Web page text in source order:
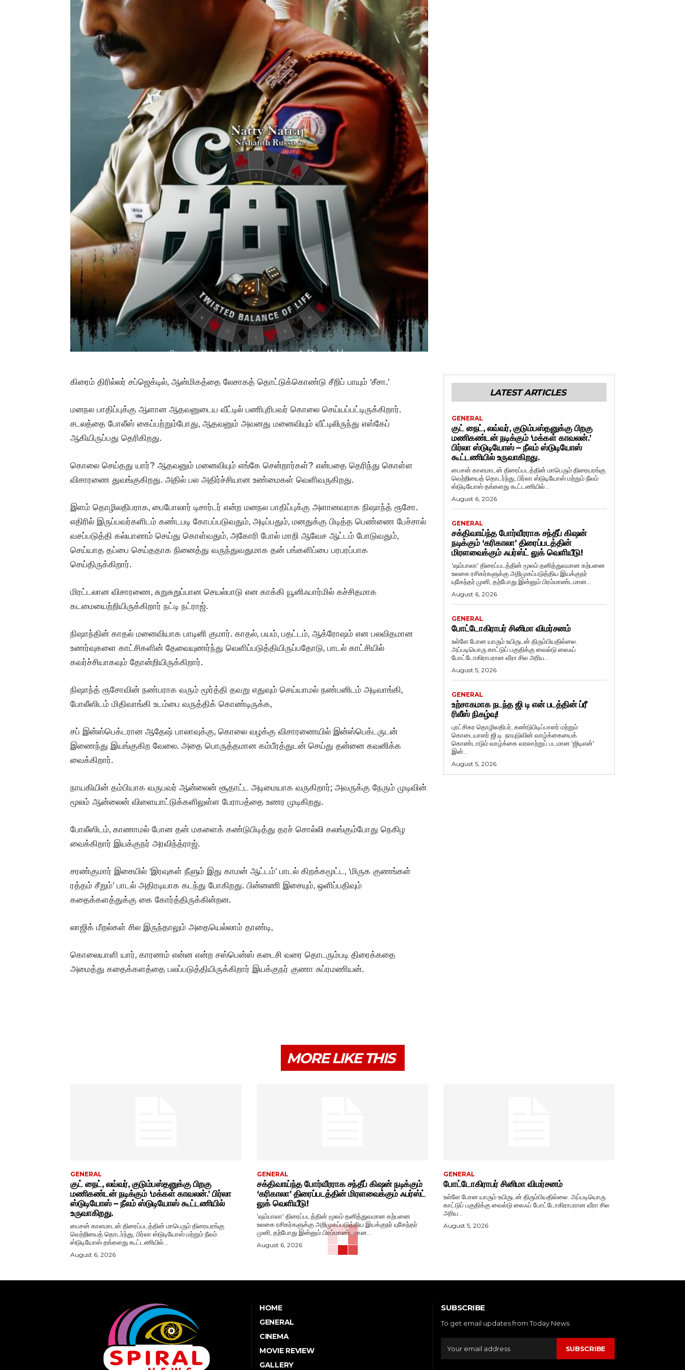
கிரைம் திரில்லர் சப்ஜெக்டில், ஆன்மிகத்தை லேசாகத் தொட்டுக்கொண்டு சீறிப் பாயும் ‘சீசா.’
மனநல பாதிப்புக்கு ஆளான ஆதவனுடைய வீட்டில் பணிபுரிபவர் கொலை செய்யப்பட்டிருக்கிறார்.
சடலத்தை போலீஸ் கைப்பற்றும்போது, ஆதவனும் அவனது மனைவியும் வீட்டிலிருந்து எஸ்கேப்
ஆகியிருப்பது தெரிகிறது.
கொலை செய்தது யார்? ஆதவனும் மனைவியும் எங்கே சென்றார்கள்? என்பதை தெரிந்து கொள்ள
விசாரணை துவங்குகிறது. அதில் பல அதிர்ச்சியான உண்மைகள் வெளிவருகிறது.
இளம் தொழிலதிபராக, பைபோலார் டிசார்டர் என்ற மனநல பாதிப்புக்கு அளானவராக நிஷாந்த் ரூசோ.
எதிரில் இருப்பவர்களிடம் கண்டபடி கோபப்படுவதும், அடிப்பதும், மனதுக்கு பிடித்த பெண்ணை பேச்சால்
வசப்படுத்தி கல்யாணம் செய்து கொள்வதும், அகோரி போல் மாறி ஆவேச ஆட்டம் போடுவதும்,
செய்யாத தப்பை செய்ததாக நினைத்து வருந்துவதுமாக தன் பங்களிப்பை பரபரப்பாக
செய்திருக்கிறார்.
மிரட்டலான விசாரணை, சுறுசுறுப்பான செயல்பாடு என காக்கி யூனிஃபார்மில் கச்சிதமாக
கடமையைற்றியிருக்கிறார் நட்டி நட்ராஜ்.
நிஷாந்தின் காதல் மனைவியாக பாடினி குமார். காதல், பயம், பதட்டம், ஆக்ரோஷம் என பலவிதமான
உணர்வுகளை காட்சிகளின் தேவையுணர்ந்து வெளிப்படுத்தியிருப்பதோடு, பாடல் காட்சியில்
கவர்ச்சியாகவும் தோன்றியிருக்கிறார்.
நிஷாந்த் ரூசோவின் நண்பராக வரும் மூர்த்தி தவறு எதுவும் செய்யாமல் நண்பனிடம் அடிவாங்கி,
போலீஸிடம் மிதிவாங்கி உடம்பை வருத்திக் கொண்டிருக்க,
சப் இன்ஸ்பெக்டரான ஆதேஷ் பாலாவுக்கு, கொலை வழக்கு விசாரணையில் இன்ஸ்பெக்டருடன்
இணைந்து இயங்குகிற வேலை. அதை பொருத்தமான கம்பீரத்துடன் செய்து தன்னை கவனிக்க
வைக்கிறார்.
நாயகியின் தம்பியாக வருபவர் ஆன்லைன் சூதாட்ட அடிமையாக வருகிறார்; அவருக்கு நேரும் முடிவின்
மூலம் ஆன்லைன் விளையாட்டுக்களிலுள்ள பேராபத்தை உணர முடிகிறது.
போலீஸிடம், காணாமல் போன தன் மகளைக் கண்டுபிடித்து தரச் சொல்லி கலங்கும்போது நெகிழ
வைக்கிறார் இயக்குநர் அரவிந்த்ராஜ்.
சரண்குமார் இசையில் ‘இரவுகள் நீளும் இது காமன் ஆட்டம்’ பாடல் கிறக்கமூட்ட, ‘மிருக குணங்கள்
ரத்தம் சீறும்’ பாடல் அதிரடியாக கடந்து போகிறது. பின்னணி இசையும், ஒளிப்பதிவும்
கதைக்களத்துக்கு கை கோர்த்திருக்கின்றன.
லாஜிக் மீறல்கள் சில இருந்தாலும் அதையெல்லாம் தாண்டி,
கொலையாளி யார், காரணம் என்ன என்ற சஸ்பென்ஸ் கடைசி வரை தொடரும்படி திரைக்கதை
அமைத்து கதைக்களத்தை பலப்படுத்தியிருக்கிறார் இயக்குநர் குணா சுப்ரமணியன்.
LATEST ARTICLES
GENERAL
குட் நைட், லவ்வர், குடும்பஸ்தனுக்கு பிறகு
மணிகண்டன் நடிக்கும் ‘மக்கள் காவலன்.’
பிர்லா ஸ்டுடியோஸ் – நீலம் ஸ்டுடியோஸ்
கூட்டணியில் உருவாகிறது.
பைசன் காளமாடன் திரைப்படத்தின் மாபெரும் திரையரங்கு
வெற்றியைத் தொடர்ந்து, பிர்லா ஸ்டுடியோஸ் மற்றும் நீலம்
ஸ்டுடியோஸ் தங்களது கூட்டணியில்...
August 6, 2026
GENERAL
சக்திவாய்ந்த போர்வீரராக சந்தீப் கிஷன்
நடிக்கும் ‘கரிகாலா’ திரைப்படத்தின்
மிரளவைக்கும் ஃபர்ஸ்ட் லுக் வெளியீடு!
'ஷம்பாலா' திரைப்படத்தின் மூலம் தனித்துவமான கற்பனை
உலகை ரசிகர்களுக்கு அறிமுகப்படுத்திய இயக்குநர்
யுகேந்தர் முனி, தற்போது இன்னும் பிரம்மாண்டமான...
August 6, 2026
GENERAL
போட்டோகிராபர் சினிமா விமர்சனம்
உள்ளே போன யாரும் உயிருடன் திரும்பியதில்லை.
அப்படியொரு காட்டுப் பகுதிக்கு வைல்டு லைஃப்
போட்டோகிராபரான வீரா சில அரிய...
August 5, 2026
GENERAL
உற்சாகமாக நடந்த ஜி டி என் படத்தின் ப்ரீ
ரிலீஸ் நிகழ்வு!
புரட்சிகர தொழிலதிபர், கண்டுபிடிப்பாளர் மற்றும்
கொடையாளர் ஜி.டி. நாயுடுவின் வாழ்க்கையைக்
கொண்டாடும் வாழ்க்கை வரலாற்றுப் படமான 'ஜிடிஎன்'
இன்...
August 5, 2026
MORE LIKE THIS
GENERAL
குட் நைட், லவ்வர், குடும்பஸ்தனுக்கு பிறகு
மணிகண்டன் நடிக்கும் ‘மக்கள் காவலன்.’ பிர்லா
ஸ்டுடியோஸ் – நீலம் ஸ்டுடியோஸ் கூட்டணியில்
உருவாகிறது.
பைசன் காளமாடன் திரைப்படத்தின் மாபெரும் திரையரங்கு
வெற்றியைத் தொடர்ந்து, பிர்லா ஸ்டுடியோஸ் மற்றும் நீலம்
ஸ்டுடியோஸ் தங்களது கூட்டணியில்...
August 6, 2026
GENERAL
சக்திவாய்ந்த போர்வீரராக சந்தீப் கிஷன் நடிக்கும்
‘கரிகாலா’ திரைப்படத்தின் மிரளவைக்கும் ஃபர்ஸ்ட்
லுக் வெளியீடு!
'ஷம்பாலா' திரைப்படத்தின் மூலம் தனித்துவமான கற்பனை
உலகை ரசிகர்களுக்கு அறிமுகப்படுத்திய இயக்குநர் யுகேந்தர்
முனி, தற்போது இன்னும் பிரம்மாண்டமான...
August 6, 2026
GENERAL
போட்டோகிராபர் சினிமா விமர்சனம்
உள்ளே போன யாரும் உயிருடன் திரும்பியதில்லை. அப்படியொரு
காட்டுப் பகுதிக்கு வைல்டு லைஃப் போட்டோகிராபரான வீரா சில
அரிய...
August 5, 2026
HOME
GENERAL
CINEMA
MOVIE REVIEW
GALLERY
SUBSCRIBE
To get email updates from Today News.
SUBSCRIBE